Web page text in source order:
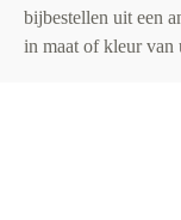
bijbestellen uit een
in maat of kleur van